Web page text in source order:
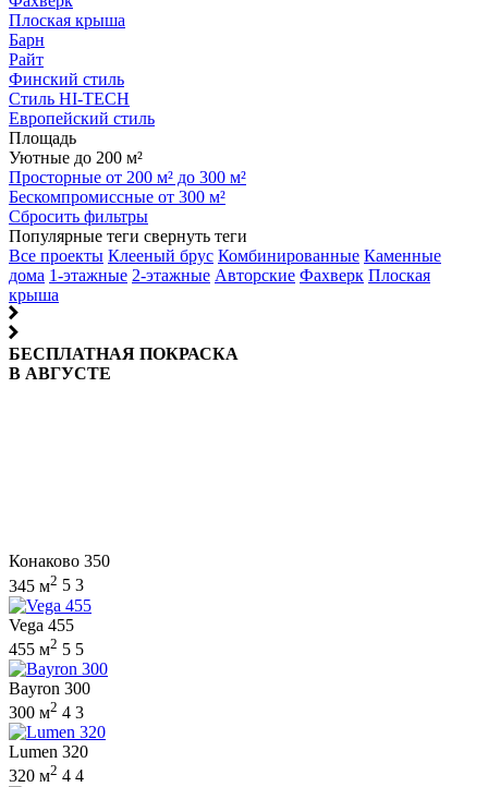
Плоская крыша
Барн
Райт
Финский стиль
Стиль HI-TECH
Европейский стиль
Площадь
Уютные до 200 м²
Просторные от 200 м² до 300 м²
Бескомпромиссные от 300 м²
Сбросить фильтры
Популярные теги свернуть теги
Все проекты Клееный брус Комбинированные Каменные
дома 1-этажные 2-этажные Авторские Фахверк Плоская
крыша
БЕСПЛАТНАЯ ПОКРАСКА
В АВГУСТЕ
Конаково 350
345 м2 5 3
Vega 455
455 м2 5 5
Bayron 300
300 м2 4 3
Lumen 320
320 м2 4 4